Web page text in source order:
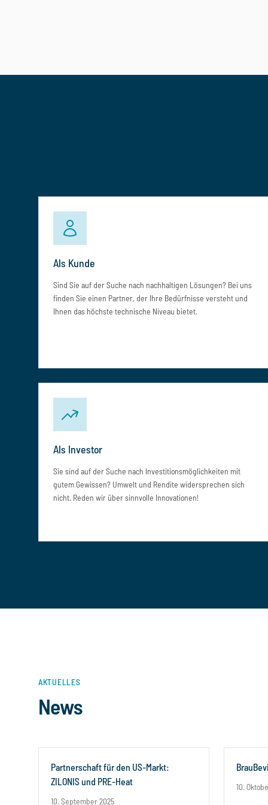
Als Kunde
Sind Sie auf der Suche nach nachhaltigen Lösungen? Bei uns
finden Sie einen Partner, der Ihre Bedürfnisse versteht und
Ihnen das höchste technische Niveau bietet.
Als Investor
Sie sind auf der Suche nach Investitionsmöglichkeiten mit
gutem Gewissen? Umwelt und Rendite widersprechen sich
nicht. Reden wir über sinnvolle Innovationen!
AKTUELLES
News
Partnerschaft für den US-Markt:
ZILONIS und PRE-Heat
10. September 2025
10.